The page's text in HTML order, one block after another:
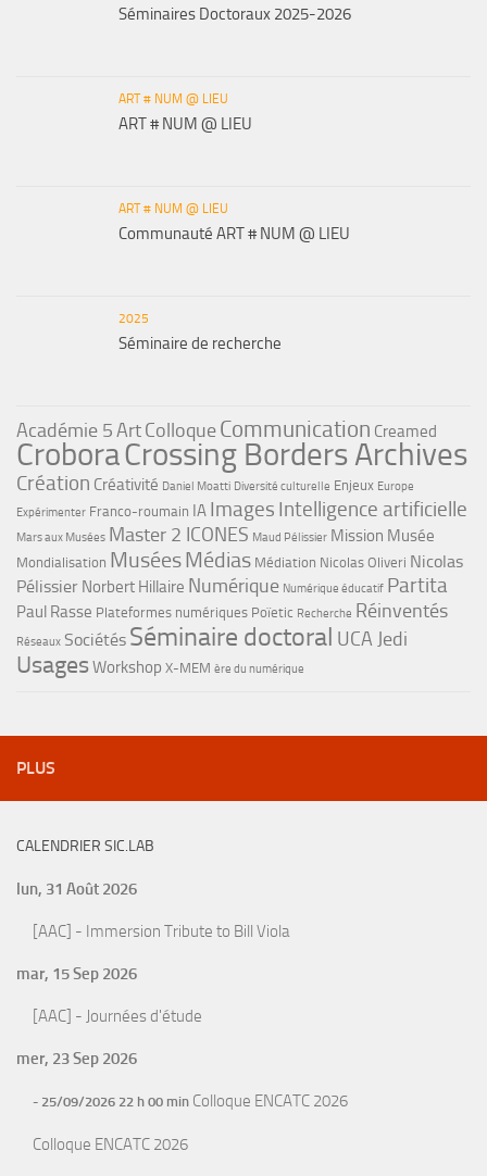
Séminaires Doctoraux 2025-2026
ART # NUM @ LIEU
ART # NUM @ LIEU
ART # NUM @ LIEU
Communauté ART # NUM @ LIEU
2025
Séminaire de recherche
Académie 5ArtColloqueCommunication Creamed
CroboraCrossing Borders Archives
Création Créativité Daniel Moatti Diversité culturelle Enjeux Europe
Expérimenter Franco-roumain IA Images Intelligence artificielle
Mars aux Musées Master 2 ICONES Maud Pélissier Mission Musée
Mondialisation MuséesMédias Médiation Nicolas Oliveri Nicolas
Pélissier Norbert Hillaire Numérique Numérique éducatif Partita
Paul Rasse Plateformes numériques Poïetic Recherche Réinventés
Réseaux Sociétés Séminaire doctoral UCA Jedi
UsagesWorkshop X-MEM ère du numérique
PLUS
CALENDRIER SIC.LAB
lun, 31 Août 2026
[AAC] - Immersion Tribute to Bill Viola
mar, 15 Sep 2026
[AAC] - Journées d'étude
mer, 23 Sep 2026
- 25/09/2026 22 h 00 min Colloque ENCATC 2026
Colloque ENCATC 2026